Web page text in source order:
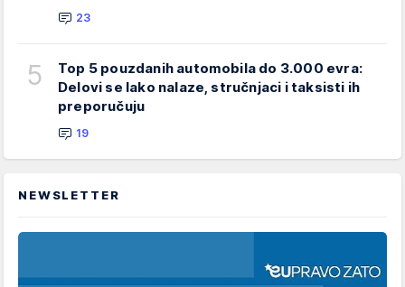
23
5
Top 5 pouzdanih automobila do 3.000 evra:
Delovi se lako nalaze, stručnjaci i taksisti ih
preporučuju
19
NEWSLETTER